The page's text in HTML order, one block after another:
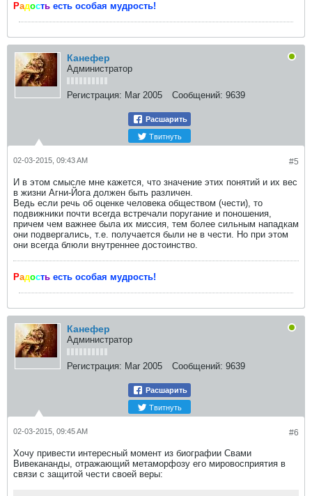
Радость есть особая мудрость!
Канефер
Администратор
Регистрация: Mar 2005 Сообщений: 9639
Расшарить
Твитнуть
#5
02-03-2015, 09:43 AM
И в этом смысле мне кажется, что значение этих понятий и их вес
в жизни Агни-Йога должен быть различен.
Ведь если речь об оценке человека обществом (чести), то
подвижники почти всегда встречали поругание и поношения,
причем чем важнее была их миссия, тем более сильным нападкам
они подвергались, т.е. получается были не в чести. Но при этом
они всегда блюли внутреннее достоинство.
Радость есть особая мудрость!
Канефер
Администратор
Регистрация: Mar 2005 Сообщений: 9639
Расшарить
Твитнуть
#6
02-03-2015, 09:45 AM
Хочу привести интересный момент из биографии Свами
Вивекананды, отражающий метаморфозу его мировосприятия в
связи с защитой чести своей веры: